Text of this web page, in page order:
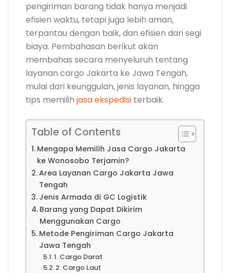
pengiriman barang tidak hanya menjadi
efisien waktu, tetapi juga lebih aman,
terpantau dengan baik, dan efisien dari segi
biaya. Pembahasan berikut akan
membahas secara menyeluruh tentang
layanan cargo Jakarta ke Jawa Tengah,
mulai dari keunggulan, jenis layanan, hingga
tips memilih jasa ekspedisi terbaik.
Table of Contents
Mengapa Memilih Jasa Cargo Jakarta
ke Wonosobo Terjamin?
Area Layanan Cargo Jakarta Jawa
Tengah
Jenis Armada di GC Logistik
Barang yang Dapat Dikirim
Menggunakan Cargo
Metode Pengiriman Cargo Jakarta
Jawa Tengah
1. Cargo Darat
2. Cargo Laut